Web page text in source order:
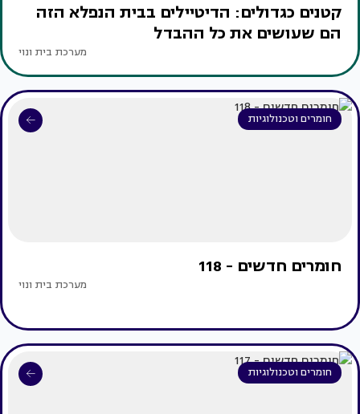
קטנים כגדולים: הדיטיילים בבית הנפלא הזה
הם שעושים את כל ההבדל
מערכת בית ונוי
חומרים וטכנולוגיות
חומרים חדשים - 118
מערכת בית ונוי
חומרים וטכנולוגיות